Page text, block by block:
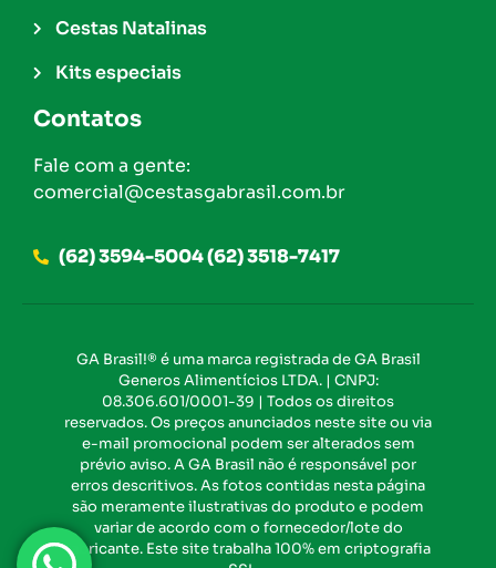
Cestas Natalinas
Kits especiais
Contatos
Fale com a gente:
comercial@cestasgabrasil.com.br
(62) 3594-5004 (62) 3518-7417
GA Brasil!® é uma marca registrada de GA Brasil
Generos Alimentícios LTDA. | CNPJ:
08.306.601/0001-39 | Todos os direitos
reservados. Os preços anunciados neste site ou via
e-mail promocional podem ser alterados sem
prévio aviso. A GA Brasil não é responsável por
erros descritivos. As fotos contidas nesta página
são meramente ilustrativas do produto e podem
variar de acordo com o fornecedor/lote do
fabricante. Este site trabalha 100% em criptografia